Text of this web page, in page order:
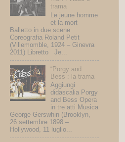
trama
Le jeune homme
et la mort
Balletto in due scene
Coreografia Roland Petit
(Villemomble, 1924 – Ginevra
2011) Libretto Je...
“Porgy and
Bess”: la trama
Aggiungi
didascalia Porgy
and Bess Opera
in tre atti Musica
George Gerswhin (Brooklyn,
26 settembre 1898 –
Hollywood, 11 luglio...